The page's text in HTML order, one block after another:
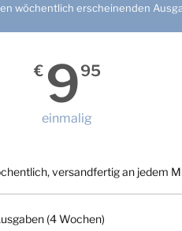
wöchentlich erscheinenden
€ 995
einmalig
versandfertig an jedem
(4 Wochen)